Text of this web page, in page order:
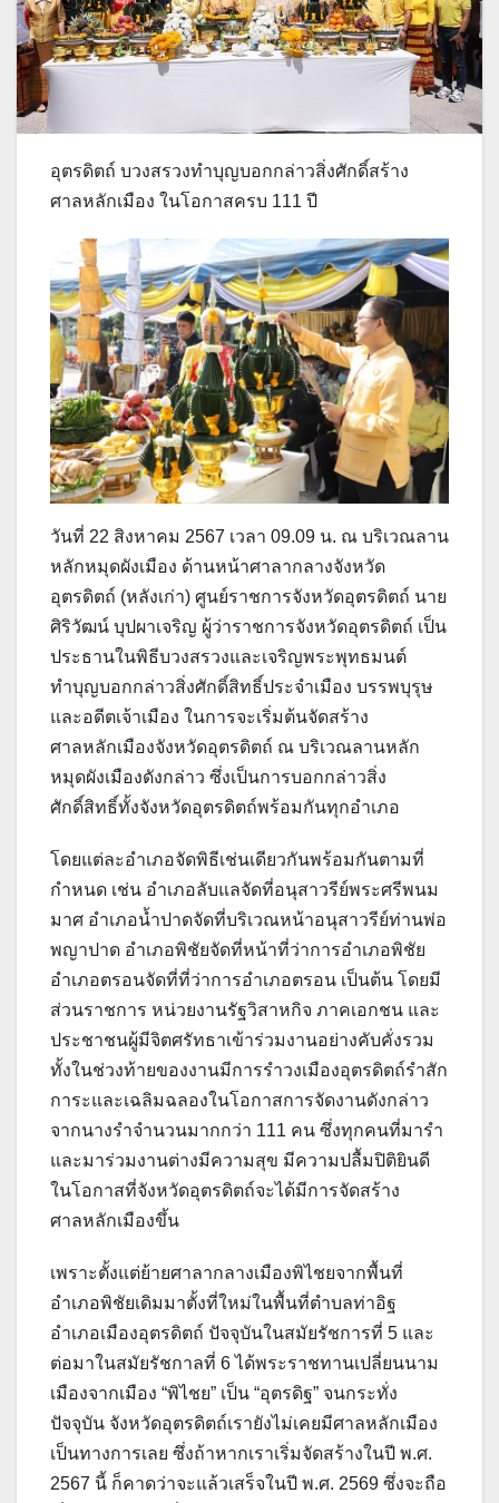
อุตรดิตถ์ บวงสรวงทำบุญบอกกล่าวสิ่งศักดิ์สร้าง
ศาลหลักเมือง ในโอกาสครบ 111 ปี
วันที่ 22 สิงหาคม 2567 เวลา 09.09 น. ณ บริเวณลาน
หลักหมุดผังเมือง ด้านหน้าศาลากลางจังหวัด
อุตรดิตถ์ (หลังเก่า) ศูนย์ราชการจังหวัดอุตรดิตถ์ นาย
ศิริวัฒน์ บุปผาเจริญ ผู้ว่าราชการจังหวัดอุตรดิตถ์ เป็น
ประธานในพิธีบวงสรวงและเจริญพระพุทธมนต์
ทำบุญบอกกล่าวสิ่งศักดิ์สิทธิ์ประจำเมือง บรรพบุรุษ
และอดีตเจ้าเมือง ในการจะเริ่มต้นจัดสร้าง
ศาลหลักเมืองจังหวัดอุตรดิตถ์ ณ บริเวณลานหลัก
หมุดผังเมืองดังกล่าว ซึ่งเป็นการบอกกล่าวสิ่ง
ศักดิ์สิทธิ์ทั้งจังหวัดอุตรดิตถ์พร้อมกันทุกอำเภอ
โดยแต่ละอำเภอจัดพิธีเช่นเดียวกันพร้อมกันตามที่
กำหนด เช่น อำเภอลับแลจัดที่อนุสาวรีย์พระศรีพนม
มาศ อำเภอน้ำปาดจัดที่บริเวณหน้าอนุสาวรีย์ท่านพ่อ
พญาปาด อำเภอพิชัยจัดที่หน้าที่ว่าการอำเภอพิชัย
อำเภอตรอนจัดที่ที่ว่าการอำเภอตรอน เป็นต้น โดยมี
ส่วนราชการ หน่วยงานรัฐวิสาหกิจ ภาคเอกชน และ
ประชาชนผู้มีจิตศรัทธาเข้าร่วมงานอย่างคับคั่งรวม
ทั้งในช่วงท้ายของงานมีการรำวงเมืองอุตรดิตถ์รำสัก
การะและเฉลิมฉลองในโอกาสการจัดงานดังกล่าว
จากนางรำจำนวนมากกว่า 111 คน ซึ่งทุกคนที่มารำ
และมาร่วมงานต่างมีความสุข มีความปลื้มปิติยินดี
ในโอกาสที่จังหวัดอุตรดิตถ์จะได้มีการจัดสร้าง
ศาลหลักเมืองขึ้น
เพราะตั้งแต่ย้ายศาลากลางเมืองพิไชยจากพื้นที่
อำเภอพิชัยเดิมมาตั้งที่ใหม่ในพื้นที่ตำบลท่าอิฐ
อำเภอเมืองอุตรดิตถ์ ปัจจุบันในสมัยรัชการที่ 5 และ
ต่อมาในสมัยรัชกาลที่ 6 ได้พระราชทานเปลี่ยนนาม
เมืองจากเมือง “พิไชย” เป็น “อุตรดิฐ” จนกระทั่ง
ปัจจุบัน จังหวัดอุตรดิตถ์เรายังไม่เคยมีศาลหลักเมือง
เป็นทางการเลย ซึ่งถ้าหากเราเริ่มจัดสร้างในปี พ.ศ.
2567 นี้ ก็คาดว่าจะแล้วเสร็จในปี พ.ศ. 2569 ซึ่งจะถือ